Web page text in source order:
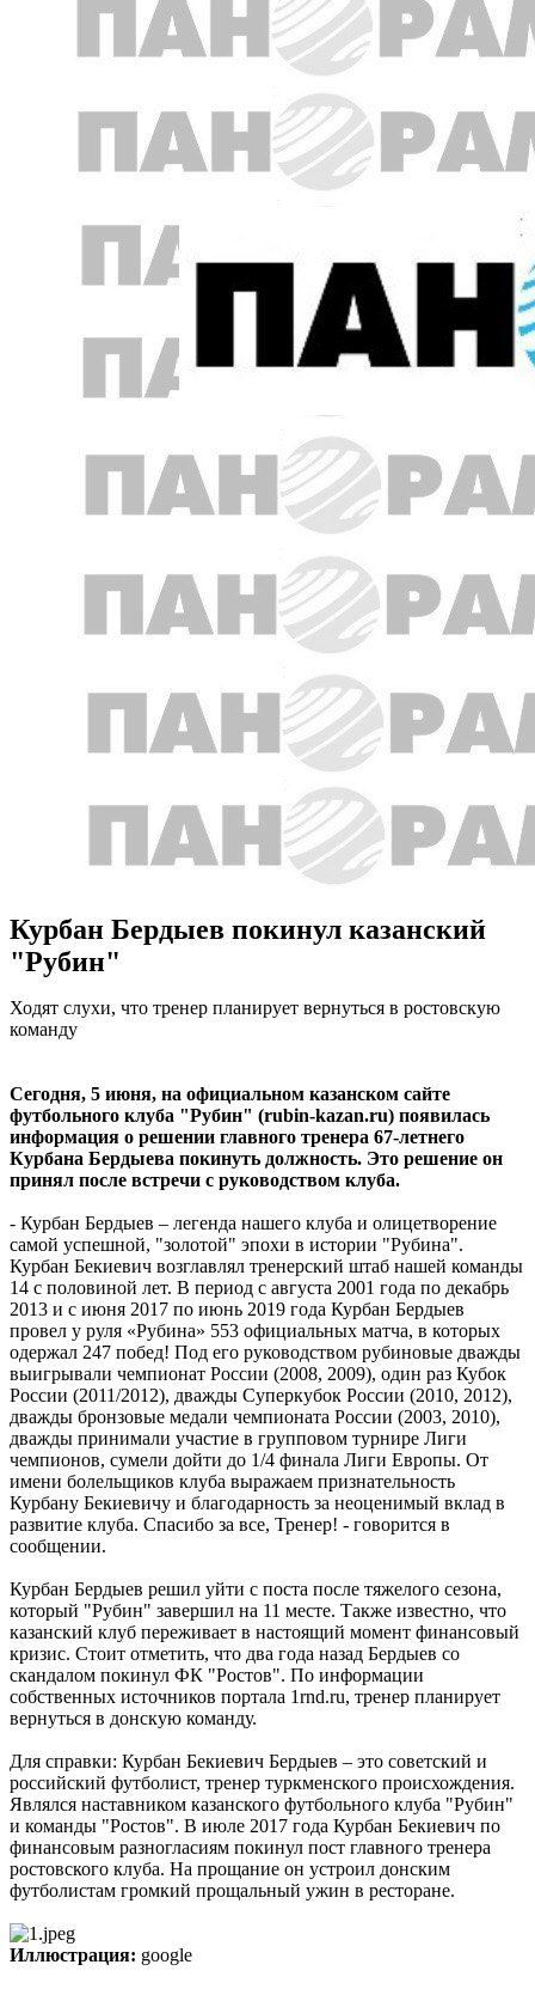
Курбан Бердыев покинул казанский
"Рубин"
Ходят слухи, что тренер планирует вернуться в ростовскую
команду
Сегодня, 5 июня, на официальном казанском сайте
футбольного клуба "Рубин" (rubin-kazan.ru) появилась
информация о решении главного тренера 67-летнего
Курбана Бердыева покинуть должность. Это решение он
принял после встречи с руководством клуба.
- Курбан Бердыев – легенда нашего клуба и олицетворение
самой успешной, "золотой" эпохи в истории "Рубина".
Курбан Бекиевич возглавлял тренерский штаб нашей команды
14 с половиной лет. В период с августа 2001 года по декабрь
2013 и с июня 2017 по июнь 2019 года Курбан Бердыев
провел у руля «Рубина» 553 официальных матча, в которых
одержал 247 побед! Под его руководством рубиновые дважды
выигрывали чемпионат России (2008, 2009), один раз Кубок
России (2011/2012), дважды Суперкубок России (2010, 2012),
дважды бронзовые медали чемпионата России (2003, 2010),
дважды принимали участие в групповом турнире Лиги
чемпионов, сумели дойти до 1/4 финала Лиги Европы. От
имени болельщиков клуба выражаем признательность
Курбану Бекиевичу и благодарность за неоценимый вклад в
развитие клуба. Спасибо за все, Тренер! - говорится в
сообщении.
Курбан Бердыев решил уйти с поста после тяжелого сезона,
который "Рубин" завершил на 11 месте. Также известно, что
казанский клуб переживает в настоящий момент финансовый
кризис. Стоит отметить, что два года назад Бердыев со
скандалом покинул ФК "Ростов". По информации
собственных источников портала 1rnd.ru, тренер планирует
вернуться в донскую команду.
Для справки: Курбан Бекиевич Бердыев – это советский и
российский футболист, тренер туркменского происхождения.
Являлся наставником казанского футбольного клуба "Рубин"
и команды "Ростов". В июле 2017 года Курбан Бекиевич по
финансовым разногласиям покинул пост главного тренера
ростовского клуба. На прощание он устроил донским
футболистам громкий прощальный ужин в ресторане.
Иллюстрация: google